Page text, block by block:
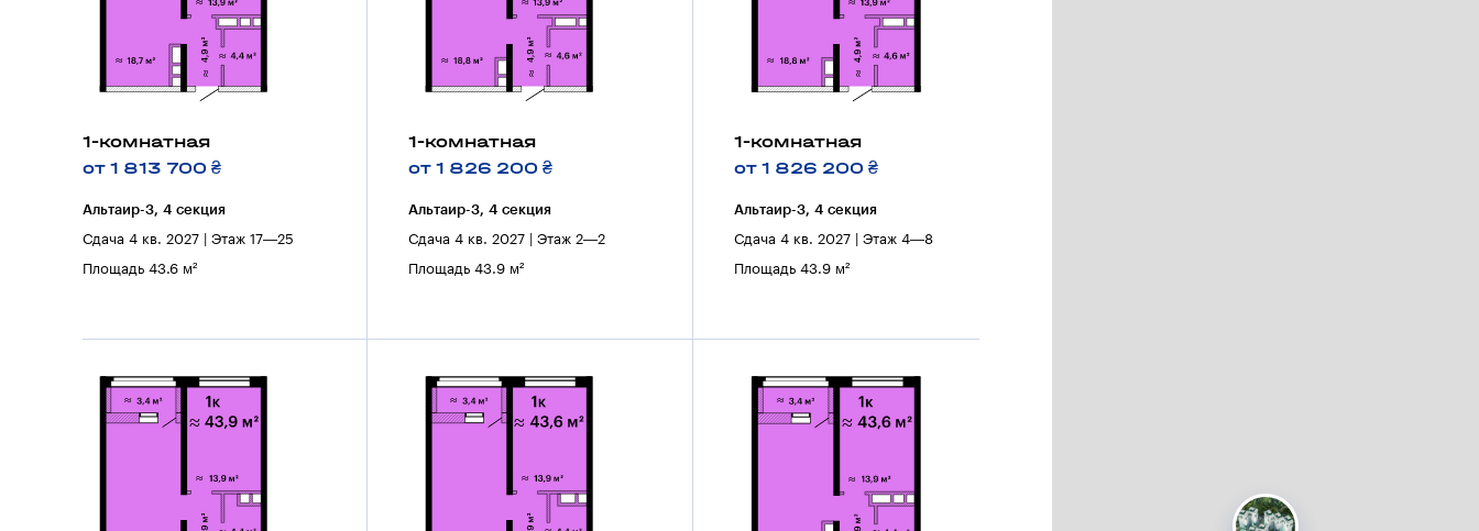
1-комнатная
от 1 813 700 ₴
Альтаир-3, 4 секция
Сдача 4 кв. 2027 | Этаж 17—25
Площадь 43.6 м²
1-комнатная
от 1 826 200 ₴
Альтаир-3, 4 секция
Сдача 4 кв. 2027 | Этаж 2—2
Площадь 43.9 м²
1-комнатная
от 1 826 200 ₴
Альтаир-3, 4 секция
Сдача 4 кв. 2027 | Этаж 4—8
Площадь 43.9 м²